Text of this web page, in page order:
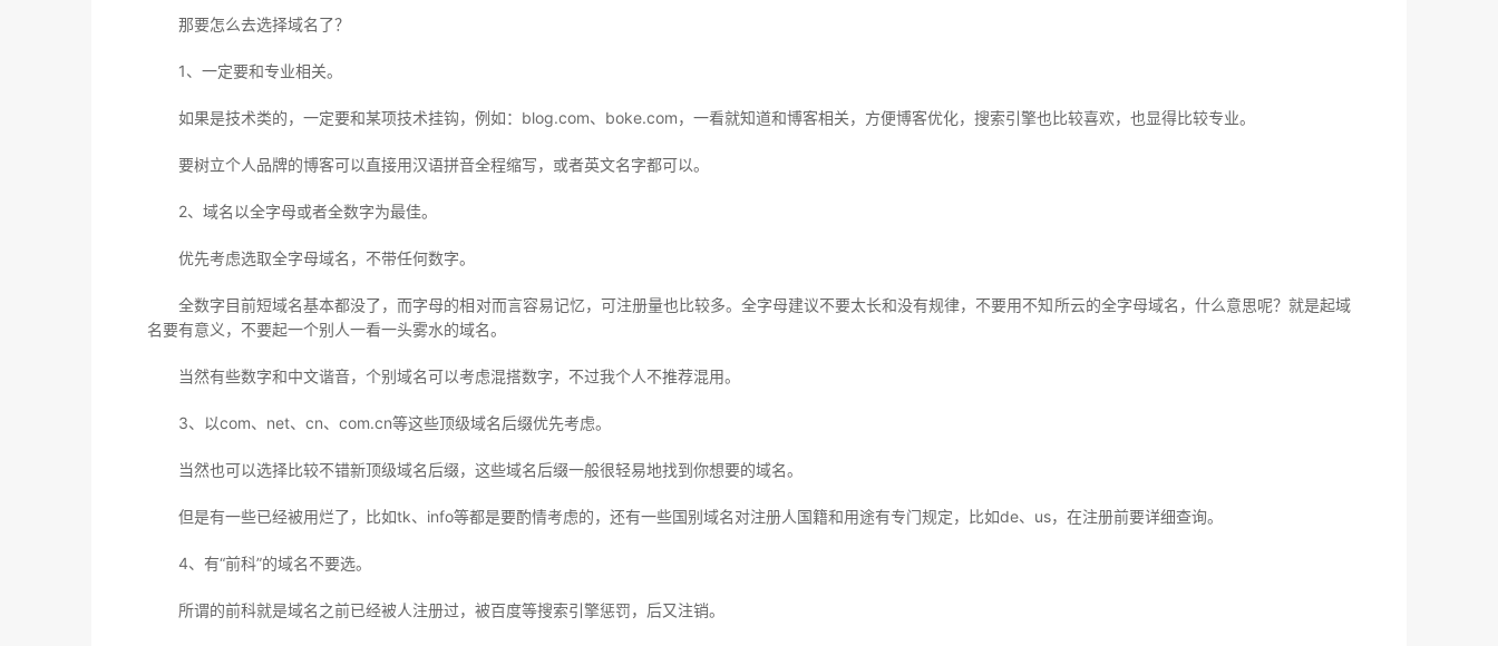
那要怎么去选择域名了？
1、一定要和专业相关。
如果是技术类的，一定要和某项技术挂钩，例如：blog.com、boke.com，一看就知道和博客相关，方便博客优化，搜索引擎也比较喜欢，也显得比较专业。
要树立个人品牌的博客可以直接用汉语拼音全程缩写，或者英文名字都可以。
2、域名以全字母或者全数字为最佳。
优先考虑选取全字母域名，不带任何数字。
全数字目前短域名基本都没了，而字母的相对而言容易记忆，可注册量也比较多。全字母建议不要太长和没有规律，不要用不知所云的全字母域名，什么意思呢？就是起域
名要有意义，不要起一个别人一看一头雾水的域名。
当然有些数字和中文谐音，个别域名可以考虑混搭数字，不过我个人不推荐混用。
3、以com、net、cn、com.cn等这些顶级域名后缀优先考虑。
当然也可以选择比较不错新顶级域名后缀，这些域名后缀一般很轻易地找到你想要的域名。
但是有一些已经被用烂了，比如tk、info等都是要酌情考虑的，还有一些国别域名对注册人国籍和用途有专门规定，比如de、us，在注册前要详细查询。
4、有“前科”的域名不要选。
所谓的前科就是域名之前已经被人注册过，被百度等搜索引擎惩罚，后又注销。